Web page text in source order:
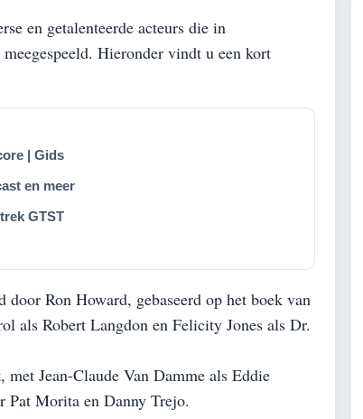
en getalenteerde acteurs die in
Hieronder vindt u een kort
| Gids
en meer
GTST
door Ron Howard, gebaseerd op het boek van
als Robert Langdon en Felicity Jones als Dr.
met Jean-Claude Van Damme als Eddie
Pat Morita en Danny Trejo.